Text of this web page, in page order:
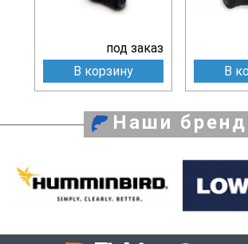
под заказ
В корзину
В
Наши